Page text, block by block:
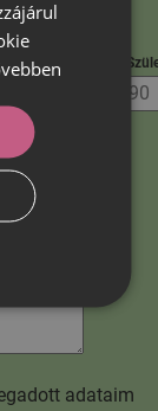
adataim